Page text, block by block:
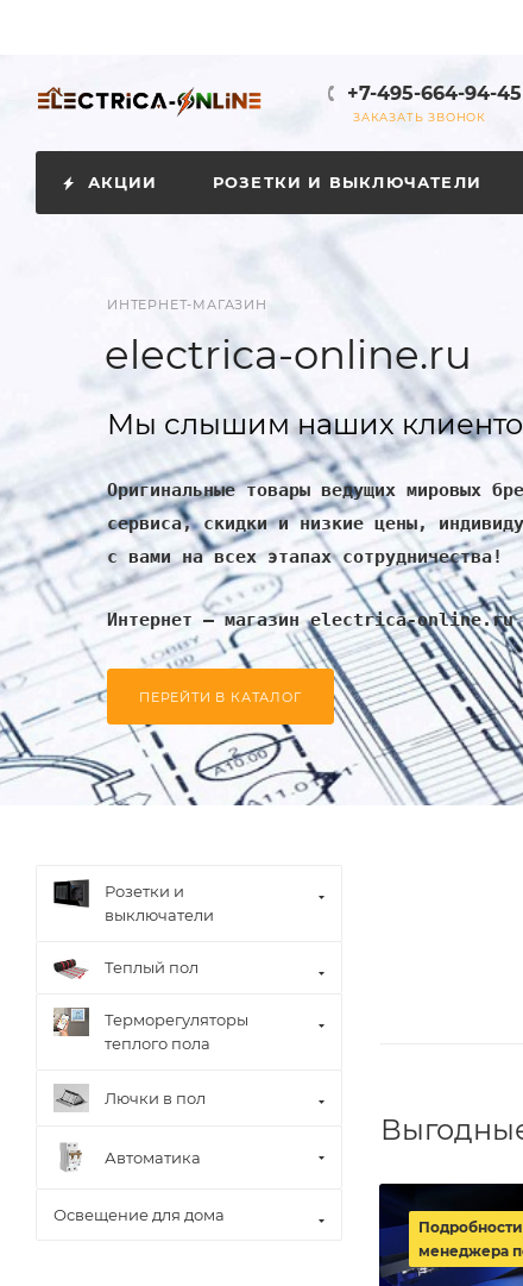
+7-495-664-94-45
ЗАКАЗАТЬ ЗВОНОК
АКЦИИ РОЗЕТКИ И ВЫКЛЮЧАТЕЛИ
ИНТЕРНЕТ-МАГАЗИН
electrica-online.ru
Мы слышим наших
Оригинальные товары ведущих мировых
сервиса, скидки и низкие цены,
с вами на всех этапах сотрудничества!
Интернет – магазин electrica-online.ru
ПЕРЕЙТИ В КАТАЛОГ
менеджера
Розетки и
выключатели
Теплый пол
Терморегуляторы
теплого пола
Лючки в пол
Автоматика
Освещение для дома